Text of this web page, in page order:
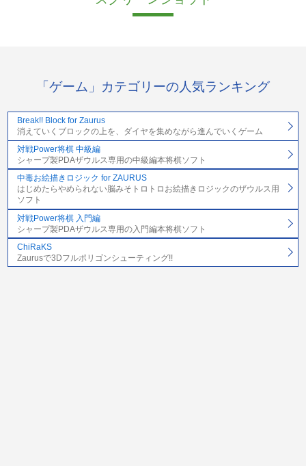
「ゲーム」カテゴリーの人気ランキング
Break!! Block for Zaurus
消えていくブロックの上を、ダイヤを集めながら進んでいくゲーム
対戦Power将棋 中級編
シャープ製PDAザウルス専用の中級編本将棋ソフト
中毒お絵描きロジック for ZAURUS
はじめたらやめられない脳みそトロトロお絵描きロジックのザウルス用
ソフト
対戦Power将棋 入門編
シャープ製PDAザウルス専用の入門編本将棋ソフト
ChiRaKS
Zaurusで3Dフルポリゴンシューティング!!